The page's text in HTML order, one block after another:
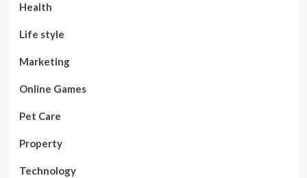
Health
Life style
Marketing
Online Games
Pet Care
Property
Technology